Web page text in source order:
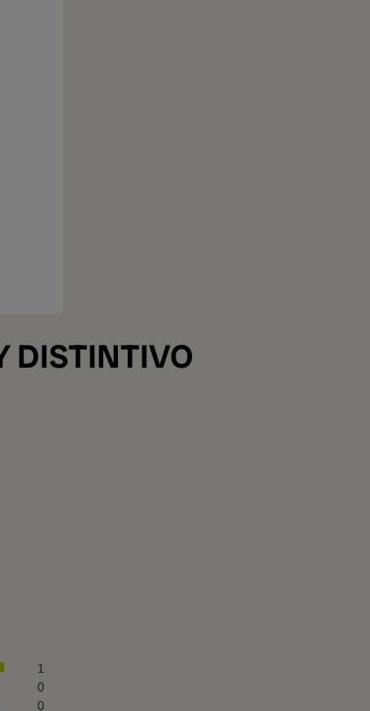
DISTINTIVO
1
0
0